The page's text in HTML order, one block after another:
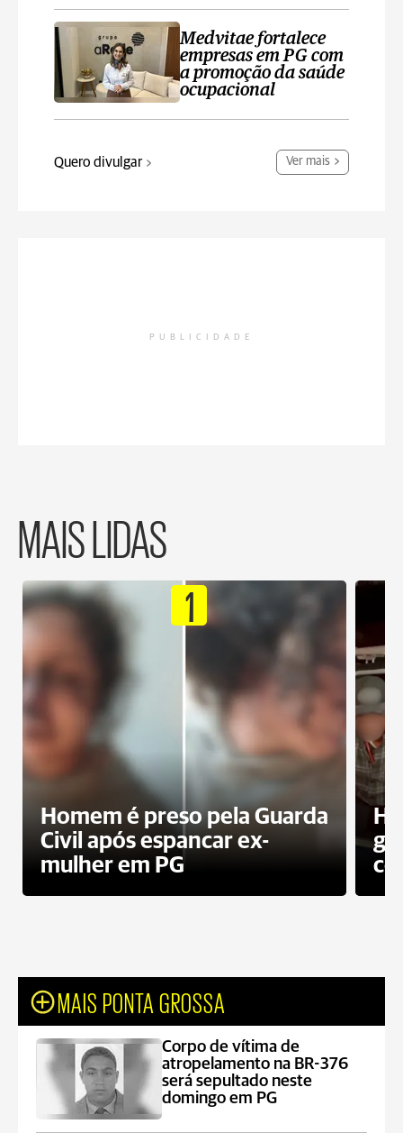
Medvitae fortalece
empresas em PG com
a promoção da saúde
ocupacional
Quero divulgar Ver mais
PUBLICIDADE
MAIS LIDAS
1
Homem é preso pela Guarda
Civil após espancar ex-
mulher em PG
MAIS PONTA GROSSA
Corpo de vítima de
atropelamento na BR-376
será sepultado neste
domingo em PG